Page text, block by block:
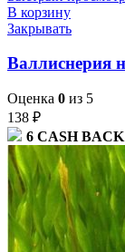
В корзину
Закрывать
Валлиснерия
Оценка 0 из 5
138 ₽
6 CASH BACK